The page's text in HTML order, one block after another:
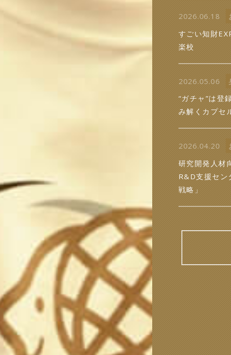
2026.06.18
すごい知財
楽校
2026.05.06
“ガチャ”は登
み解くカプセ
2026.04.20
研究開発人材
R&D支援セン
戦略」